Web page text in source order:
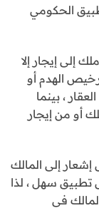
الحكومي
إلى إيجار إلا
الهدم أو
، بينما
أو من إيجار
إلى المالك
تطبيق سهل ، لذا
في